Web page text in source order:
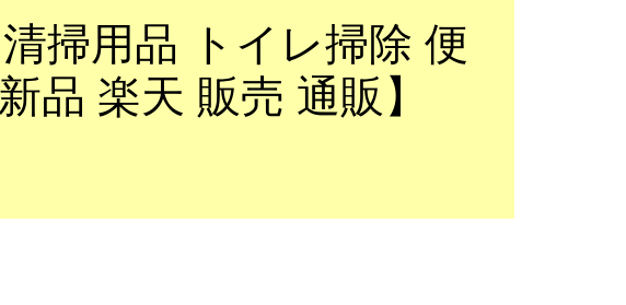
掃用品 トイレ掃除 便
品 楽天 販売 通販】